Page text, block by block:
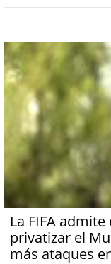
La FIFA
privatizar el
más ataques